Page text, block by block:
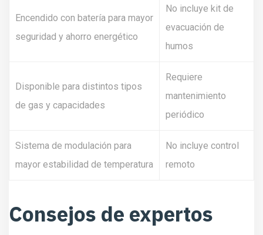
Encendido con batería para mayor
seguridad y ahorro energético
No incluye kit de
evacuación de
humos
Disponible para distintos tipos
de gas y capacidades
Requiere
mantenimiento
periódico
Sistema de modulación para
mayor estabilidad de temperatura
No incluye control
remoto
Consejos de expertos